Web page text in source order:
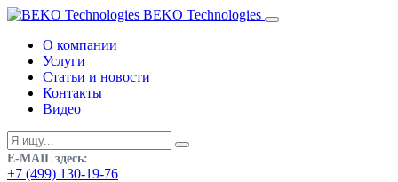
BEKO Technologies
О компании
Услуги
Статьи и новости
Контакты
Видео
E-MAIL здесь:
+7 (499) 130-19-76